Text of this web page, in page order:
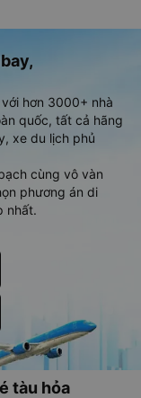
hơn 3000+ nhà
quốc, tất cả hãng
xe du lịch phủ
cùng vô vàn
phương án di
nhất.
tàu hỏa